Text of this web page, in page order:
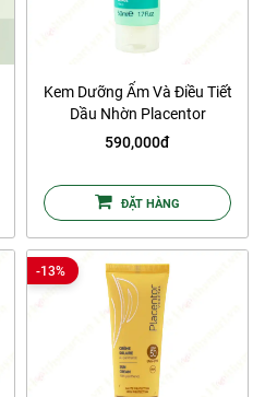
Kem Dưỡng Ẩm Và Điều Tiết
Dầu Nhờn Placentor
Regulating Cream
590,000đ
ĐẶT HÀNG
-13%